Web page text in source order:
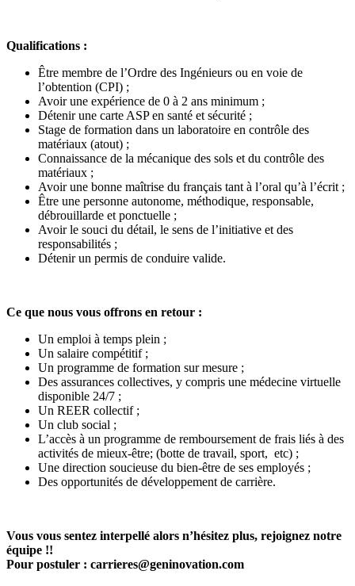
Qualifications :
Être membre de l’Ordre des Ingénieurs ou en voie de
l’obtention (CPI) ;
Avoir une expérience de 0 à 2 ans minimum ;
Détenir une carte ASP en santé et sécurité ;
Stage de formation dans un laboratoire en contrôle des
matériaux (atout) ;
Connaissance de la mécanique des sols et du contrôle des
matériaux ;
Avoir une bonne maîtrise du français tant à l’oral qu’à l’écrit ;
Être une personne autonome, méthodique, responsable,
débrouillarde et ponctuelle ;
Avoir le souci du détail, le sens de l’initiative et des
responsabilités ;
Détenir un permis de conduire valide.
Ce que nous vous offrons en retour :
Un emploi à temps plein ;
Un salaire compétitif ;
Un programme de formation sur mesure ;
Des assurances collectives, y compris une médecine virtuelle
disponible 24/7 ;
Un REER collectif ;
Un club social ;
L’accès à un programme de remboursement de frais liés à des
activités de mieux-être; (botte de travail, sport, etc) ;
Une direction soucieuse du bien-être de ses employés ;
Des opportunités de développement de carrière.
Vous vous sentez interpellé alors n’hésitez plus, rejoignez notre
équipe !!
Pour postuler : carrieres@geninovation.com